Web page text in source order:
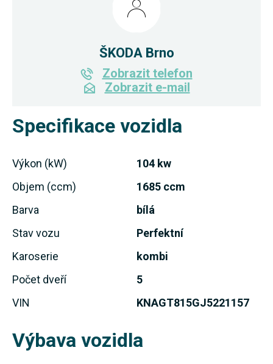
Specifikace vozidla
Výkon (kW)
104 kw
Objem (ccm)
1685 ccm
Barva
bílá
Stav vozu
Perfektní
Karoserie
kombi
Počet dveří
5
VIN
KNAGT815GJ5221157
Výbava vozidla
ŠKODA Brno
Zobrazit telefon
Zobrazit e-mail